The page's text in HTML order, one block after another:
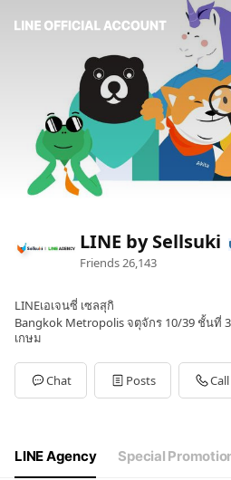
LINE by Sellsuki
Friends26,143
LINEเอเจนซี่ เซลสุกิ
Bangkok Metropolis จตุจักร 10/39 ชั้นที่
เกษม
Chat Posts Call
LINE Agency Special